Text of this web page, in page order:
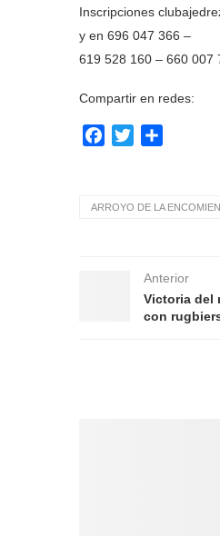
Inscripciones
y en 696 047 366 –
619 528 160 – 660 007
Compartir en redes:
Facebook
Twitter
ARROYO DE LA
Anterior
Victoria del
con